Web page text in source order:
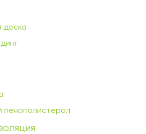
доска
пенополистерол